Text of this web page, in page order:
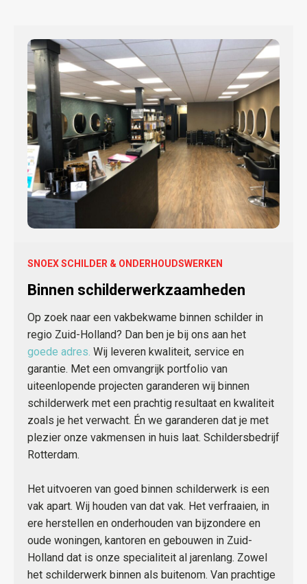
SNOEX SCHILDER & ONDERHOUDSWERKEN
Binnen schilderwerkzaamheden
Op zoek naar een vakbekwame binnen schilder in
regio Zuid-Holland? Dan ben je bij ons aan het
goede adres. Wij leveren kwaliteit, service en
garantie. Met een omvangrijk portfolio van
uiteenlopende projecten garanderen wij binnen
schilderwerk met een prachtig resultaat en kwaliteit
zoals je het verwacht. Én we garanderen dat je met
plezier onze vakmensen in huis laat. Schildersbedrijf
Rotterdam.
Het uitvoeren van goed binnen schilderwerk is een
vak apart. Wij houden van dat vak. Het verfraaien, in
ere herstellen en onderhouden van bijzondere en
oude woningen, kantoren en gebouwen in Zuid-
Holland dat is onze specialiteit al jarenlang. Zowel
het schilderwerk binnen als buitenom. Van prachtige